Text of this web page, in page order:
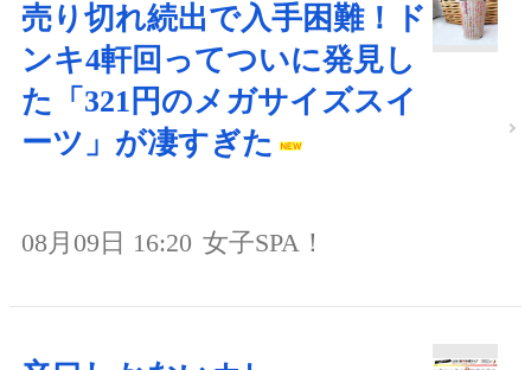
売り切れ続出で入手困難！ド
ンキ4軒回ってついに発見し
た「321円のメガサイズスイ
ーツ」が凄すぎた
08月09日 16:20 女子SPA！